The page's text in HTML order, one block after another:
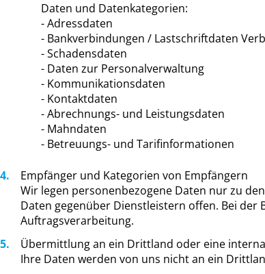
Daten und Datenkategorien:
- Adressdaten
- Bankverbindungen / Lastschriftdaten
- Schadensdaten
- Daten zur Personalverwaltung
- Kommunikationsdaten
- Kontaktdaten
- Abrechnungs- und Leistungsdaten
- Mahndaten
- Betreuungs- und Tarifinformationen
Empfänger und Kategorien von Empfängern
Wir legen personenbezogene Daten nur zu
Daten gegenüber Dienstleistern offen. Bei
Auftragsverarbeitung.
Übermittlung an ein Drittland oder eine
Ihre Daten werden von uns nicht an ein